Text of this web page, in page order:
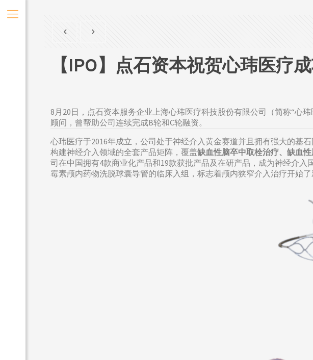
【IPO】点石资本祝贺心玮医疗
8月20日，点石资本服务企业上海心玮医疗科技股份有限公司（简称“心
顾问，曾帮助公司连续完成B轮和C轮融资。
心玮医疗于2016年成立，公司处于神经介入黄金赛道并且拥有强大的基
构建神经介入领域的全套产品矩阵，覆盖缺血性脑卒中取栓治疗、缺血
司在中国拥有4款商业化产品和19款获批产品及在研产品，成为神经介
霉素颅内药物洗脱球囊导管的临床入组，标志着颅内狭窄介入治疗开始